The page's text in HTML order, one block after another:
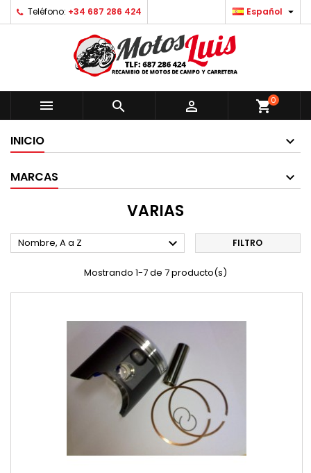
Teléfono: +34 687 286 424 Español 
   shopping_cart0
INICIO
MARCAS
VARIAS
Nombre, A a Z  FILTRO
Mostrando 1-7 de 7 producto(s)